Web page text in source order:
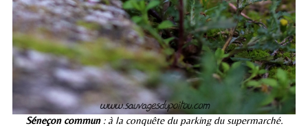
Séneçon commun: à la conquête du parking du supermarché.